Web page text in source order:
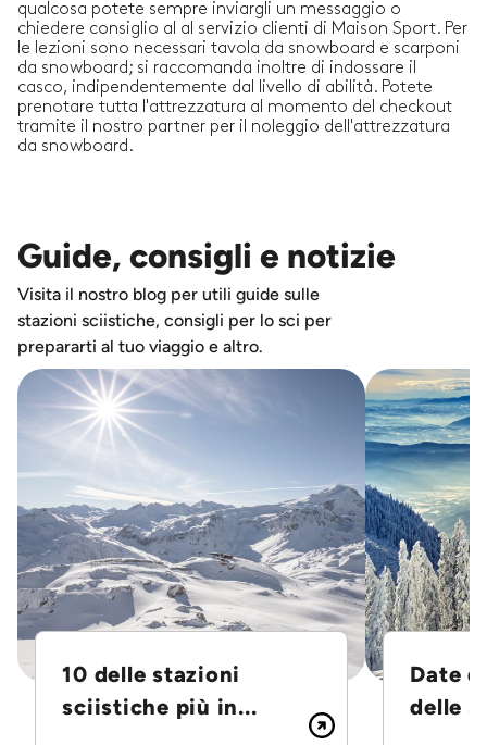
qualcosa potete sempre inviargli un messaggio o
chiedere consiglio al al servizio clienti di Maison Sport. Per
le lezioni sono necessari tavola da snowboard e scarponi
da snowboard; si raccomanda inoltre di indossare il
casco, indipendentemente dal livello di abilità. Potete
prenotare tutta l'attrezzatura al momento del checkout
tramite il nostro partner per il noleggio dell'attrezzatura
da snowboard.
Guide, consigli e notizie
Visita il nostro blog per utili guide sulle
stazioni sciistiche, consigli per lo sci per
prepararti al tuo viaggio e altro.
10 delle stazioni
sciistiche più in...
Date
delle